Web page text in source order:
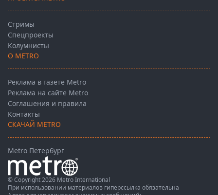
Стримы
Спецпроекты
Колумнисты
О METRO
Реклама в газете Metro
Реклама на сайте Metro
Соглашения и правила
Контакты
СКАЧАЙ METRO
Metro Петербург
© Copyright 2026 Metro International
При использовании материалов гиперссылка обязательна